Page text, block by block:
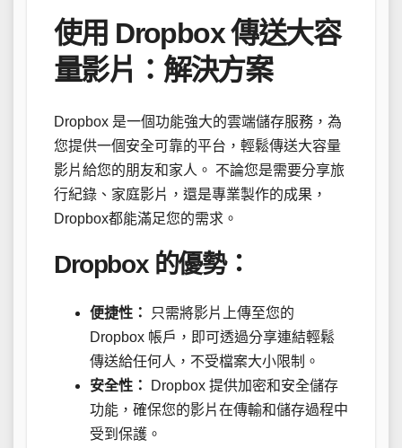
使用 Dropbox 傳送大容
量影片：解決方案
Dropbox 是一個功能強大的雲端儲存服務，為
您提供一個安全可靠的平台，輕鬆傳送大容量
影片給您的朋友和家人。 不論您是需要分享旅
行紀錄、家庭影片，還是專業製作的成果，
Dropbox都能滿足您的需求。
Dropbox 的優勢：
便捷性：
只需將影片上傳至您的
Dropbox 帳戶，即可透過分享連結輕鬆
傳送給任何人，不受檔案大小限制。
安全性：
Dropbox 提供加密和安全儲存
功能，確保您的影片在傳輸和儲存過程中
受到保護。